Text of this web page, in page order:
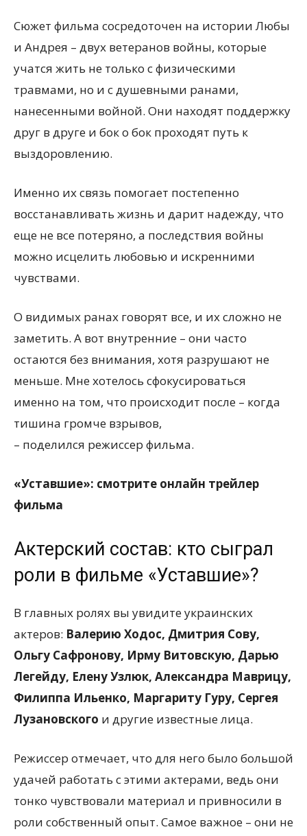
Сюжет фильма сосредоточен на истории Любы
и Андрея – двух ветеранов войны, которые
учатся жить не только с физическими
травмами, но и с душевными ранами,
нанесенными войной. Они находят поддержку
друг в друге и бок о бок проходят путь к
выздоровлению.
Именно их связь помогает постепенно
восстанавливать жизнь и дарит надежду, что
еще не все потеряно, а последствия войны
можно исцелить любовью и искренними
чувствами.
О видимых ранах говорят все, и их сложно не
заметить. А вот внутренние – они часто
остаются без внимания, хотя разрушают не
меньше. Мне хотелось сфокусироваться
именно на том, что происходит после – когда
тишина громче взрывов,
– поделился режиссер фильма.
«Уставшие»: смотрите онлайн трейлер
фильма
Актерский состав: кто сыграл
роли в фильме «Уставшие»?
В главных ролях вы увидите украинских
актеров: Валерию Ходос, Дмитрия Сову,
Ольгу Сафронову, Ирму Витовскую, Дарью
Легейду, Елену Узлюк, Александра Маврицу,
Филиппа Ильенко, Маргариту Гуру, Сергея
Лузановского и другие известные лица.
Режиссер отмечает, что для него было большой
удачей работать с этими актерами, ведь они
тонко чувствовали материал и привносили в
роли собственный опыт. Самое важное – они не